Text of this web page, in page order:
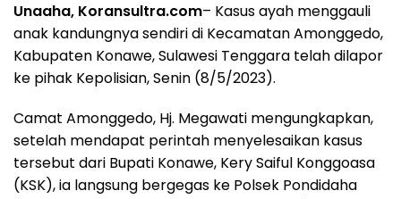
Unaaha, Koransultra.com– Kasus ayah menggauli
anak kandungnya sendiri di Kecamatan Amonggedo,
Kabupaten Konawe, Sulawesi Tenggara telah dilapor
ke pihak Kepolisian, Senin (8/5/2023).
Camat Amonggedo, Hj. Megawati mengungkapkan,
setelah mendapat perintah menyelesaikan kasus
tersebut dari Bupati Konawe, Kery Saiful Konggoasa
(KSK), ia langsung bergegas ke Polsek Pondidaha